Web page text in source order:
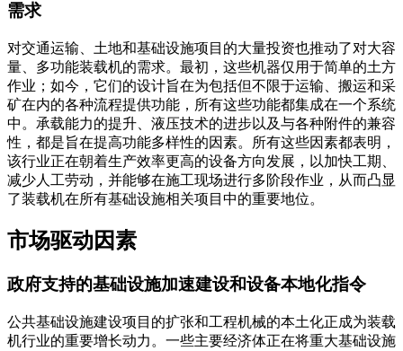
需求
对交通运输、土地和基础设施项目的大量投资也推动了对大容
量、多功能装载机的需求。最初，这些机器仅用于简单的土方
作业；如今，它们的设计旨在为包括但不限于运输、搬运和采
矿在内的各种流程提供功能，所有这些功能都集成在一个系统
中。承载能力的提升、液压技术的进步以及与各种附件的兼容
性，都是旨在提高功能多样性的因素。所有这些因素都表明，
该行业正在朝着生产效率更高的设备方向发展，以加快工期、
减少人工劳动，并能够在施工现场进行多阶段作业，从而凸显
了装载机在所有基础设施相关项目中的重要地位。
市场驱动因素
政府支持的基础设施加速建设和设备本地化指令
公共基础设施建设项目的扩张和工程机械的本土化正成为装载
机行业的重要增长动力。一些主要经济体正在将重大基础设施